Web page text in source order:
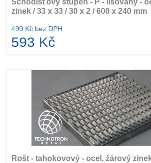
Schodišťový stupeň - P - lisovaný -
zinek / 33 x 33 / 30 x 2 / 600 x 240 mm
490 Kč bez DPH
593 Kč
Rošt - tahokovový - ocel, žárový